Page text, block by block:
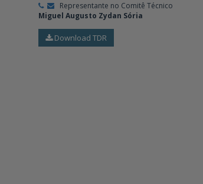
Representante no Comitê Técnico
Miguel Augusto Zydan Sória
Download TDR